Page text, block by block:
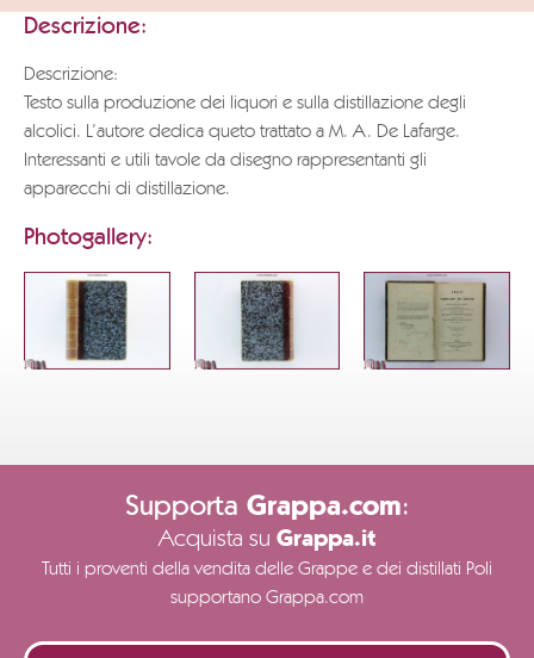
Descrizione:
Descrizione:
Testo sulla produzione dei liquori e sulla distillazione degli
alcolici. L’autore dedica queto trattato a M. A. De Lafarge.
Interessanti e utili tavole da disegno rappresentanti gli
apparecchi di distillazione.
Photogallery:
Supporta Grappa.com:
Acquista su Grappa.it
Tutti i proventi della vendita delle Grappe e dei distillati Poli
supportano Grappa.com